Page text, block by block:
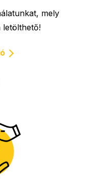
mely
letölthető!